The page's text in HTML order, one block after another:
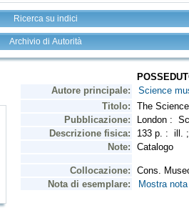
Ricerca su indici
Archivio di Autorità